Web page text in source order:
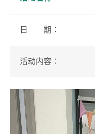
日 期︰
活动内容 ︰